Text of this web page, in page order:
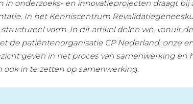
onderzoeks- en innovatieprojecten draagt bij
In het Kenniscentrum
vorm. In dit artikel delen we, vanuit de
de patiëntenorganisatie CP Nederland, onze
geven in het proces van samenwerking en
in te zetten op samenwerking.